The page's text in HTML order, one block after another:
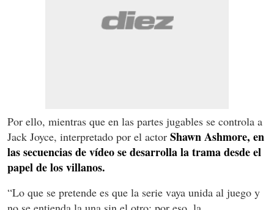
Por ello, mientras que en las partes jugables se controla a
Jack Joyce, interpretado por el actor Shawn Ashmore, en
las secuencias de vídeo se desarrolla la trama desde el
papel de los villanos.
“Lo que se pretende es que la serie vaya unida al juego y